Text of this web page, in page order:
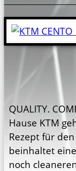
QUALITY.
Hause KTM
Rezept für
beinhaltet
noch